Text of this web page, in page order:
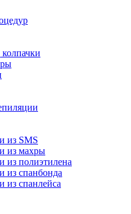
из SMS
из махры
из полиэтилена
из спанбонда
из спанлейса